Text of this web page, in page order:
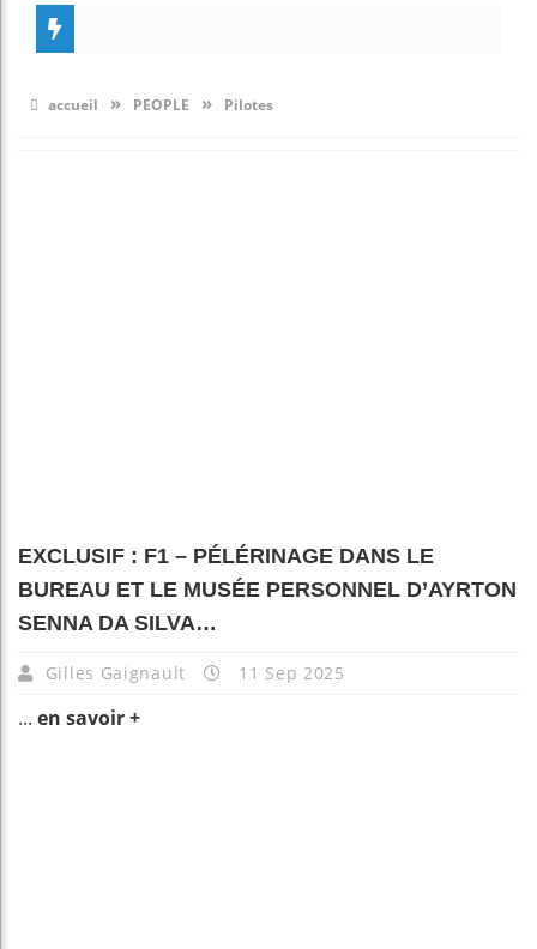
accueil » PEOPLE » Pilotes
EXCLUSIF : F1 – PÉLÉRINAGE DANS LE
BUREAU ET LE MUSÉE PERSONNEL D’AYRTON
SENNA DA SILVA…
Gilles Gaignault 11 Sep 2025
... en savoir +